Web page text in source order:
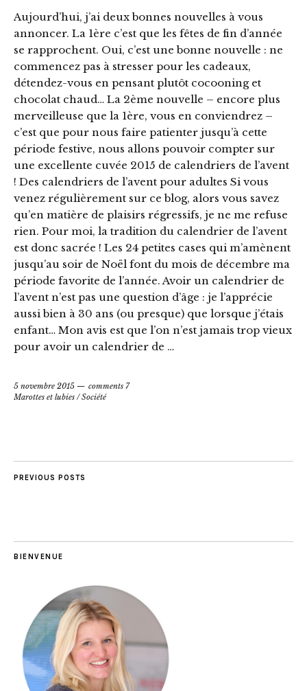
Aujourd’hui, j’ai deux bonnes nouvelles à vous
annoncer. La 1ère c’est que les fêtes de fin d’année
se rapprochent. Oui, c’est une bonne nouvelle : ne
commencez pas à stresser pour les cadeaux,
détendez-vous en pensant plutôt cocooning et
chocolat chaud… La 2ème nouvelle – encore plus
merveilleuse que la 1ère, vous en conviendrez –
c’est que pour nous faire patienter jusqu’à cette
période festive, nous allons pouvoir compter sur
une excellente cuvée 2015 de calendriers de l’avent
! Des calendriers de l’avent pour adultes Si vous
venez régulièrement sur ce blog, alors vous savez
qu’en matière de plaisirs régressifs, je ne me refuse
rien. Pour moi, la tradition du calendrier de l’avent
est donc sacrée ! Les 24 petites cases qui m’amènent
jusqu’au soir de Noël font du mois de décembre ma
période favorite de l’année. Avoir un calendrier de
l’avent n’est pas une question d’âge : je l’apprécie
aussi bien à 30 ans (ou presque) que lorsque j’étais
enfant… Mon avis est que l’on n’est jamais trop vieux
pour avoir un calendrier de …
5 novembre 2015
comments 7
Marottes et lubies /Société
PREVIOUS POSTS
BIENVENUE